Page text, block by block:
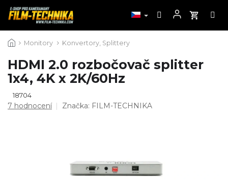
na
Monitory Konvertory, Splittery
HDMI 2.0 rozbočovač splitter
1x4, 4K x 2K/60Hz
18704
Průměrné
7 hodnocení Značka: FILM-TECHNIKA